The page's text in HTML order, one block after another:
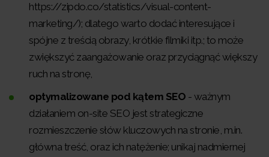
https://zipdo.co/statistics/visual-content-
marketing/); dlatego warto dodać interesujące i
spójne z treścią obrazy, krótkie filmiki itp.; to może
zwiększyć zaangażowanie oraz przyciągnąć większy
ruch na stronę,
optymalizowane pod kątem SEO - ważnym
działaniem on-site SEO jest strategiczne
rozmieszczenie słów kluczowych na stronie, m.in.
główna treść, oraz ich natężenie; unikaj nadmiernej